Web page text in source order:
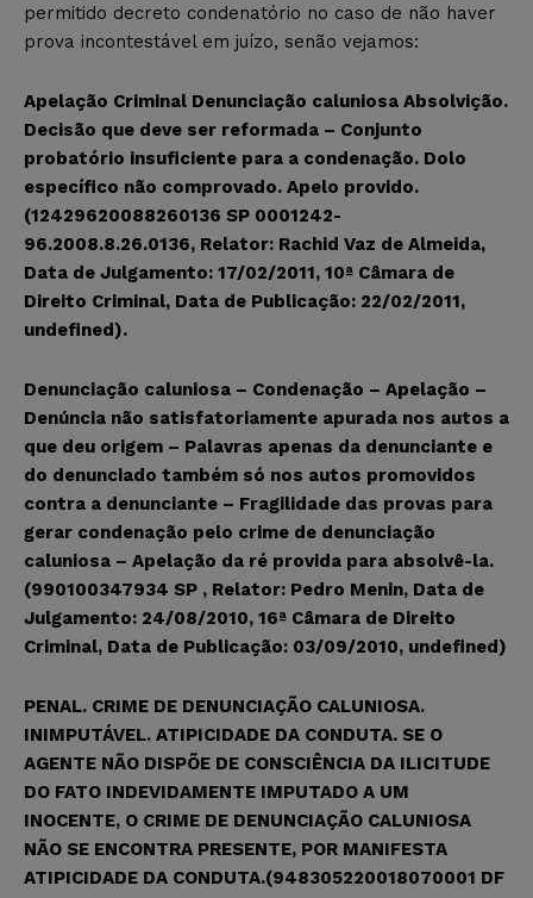
permitido decreto condenatório no caso de não haver
prova incontestável em juízo, senão vejamos:
Apelação Criminal Denunciação caluniosa Absolvição.
Decisão que deve ser reformada – Conjunto
probatório insuficiente para a condenação. Dolo
específico não comprovado. Apelo provido.
(12429620088260136 SP 0001242-
96.2008.8.26.0136, Relator: Rachid Vaz de Almeida,
Data de Julgamento: 17/02/2011, 10ª Câmara de
Direito Criminal, Data de Publicação: 22/02/2011,
undefined).
Denunciação caluniosa – Condenação – Apelação –
Denúncia não satisfatoriamente apurada nos autos a
que deu origem – Palavras apenas da denunciante e
do denunciado também só nos autos promovidos
contra a denunciante – Fragilidade das provas para
gerar condenação pelo crime de denunciação
caluniosa – Apelação da ré provida para absolvê-la.
(990100347934 SP , Relator: Pedro Menin, Data de
Julgamento: 24/08/2010, 16ª Câmara de Direito
Criminal, Data de Publicação: 03/09/2010, undefined)
PENAL. CRIME DE DENUNCIAÇÃO CALUNIOSA.
INIMPUTÁVEL. ATIPICIDADE DA CONDUTA. SE O
AGENTE NÃO DISPÕE DE CONSCIÊNCIA DA ILICITUDE
DO FATO INDEVIDAMENTE IMPUTADO A UM
INOCENTE, O CRIME DE DENUNCIAÇÃO CALUNIOSA
NÃO SE ENCONTRA PRESENTE, POR MANIFESTA
ATIPICIDADE DA CONDUTA.(948305220018070001 DF